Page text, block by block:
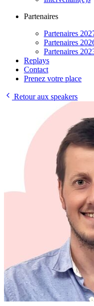
Partenaires
Partenaires
Partenaires
Partenaires
Replays
Contact
Prenez votre place
Retour aux speakers